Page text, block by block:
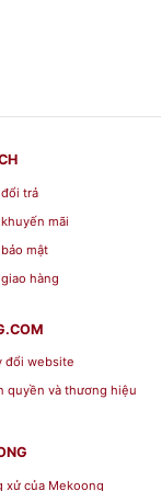
Lít xuống
không được
tức khá
)
Hồ Chí
trả
mãi
mật
hàng
đổi website
quyền và thương hiệu
xử của Mekoong